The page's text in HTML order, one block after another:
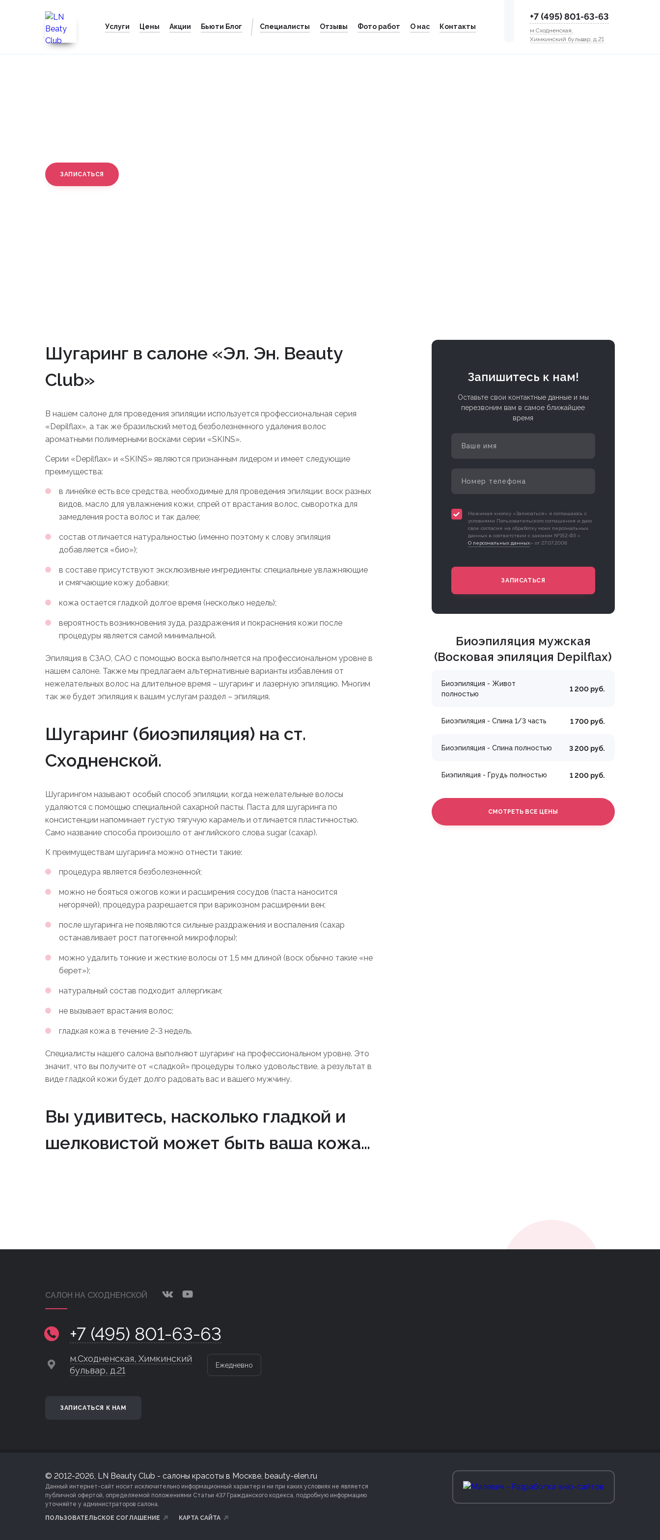
Услуги Цены Акции Бьюти Блог Специалисты Отзывы Фото работ О нас Контакты
+7 (495) 801-63-63
м.Сходненская,
Химкинский бульвар, д.21
ЗАПИСАТЬСЯ
Шугаринг в салоне «Эл. Эн. Beauty
Club»
В нашем салоне для проведения эпиляции используется профессиональная серия
«Depilflax», а так же бразильский метод безболезненного удаления волос
ароматными полимерными восками серии «SKINS».
Серии «Depilflax» и «SKINS» являются признанным лидером и имеет следующие
преимущества:
в линейке есть все средства, необходимые для проведения эпиляции: воск разных
видов, масло для увлажнения кожи, спрей от врастания волос, сыворотка для
замедления роста волос и так далее;
состав отличается натуральностью (именно поэтому к слову эпиляция
добавляется «био»);
в составе присутствуют эксклюзивные ингредиенты: специальные увлажняющие
и смягчающие кожу добавки;
кожа остается гладкой долгое время (несколько недель);
вероятность возникновения зуда, раздражения и покраснения кожи после
процедуры является самой минимальной.
Эпиляция в СЗАО, САО с помощью воска выполняется на профессиональном уровне в
нашем салоне. Также мы предлагаем альтернативные варианты избавления от
нежелательных волос на длительное время – шугаринг и лазерную эпиляцию. Многим
так же будет эпиляция к вашим услугам раздел – эпиляция.
Шугаринг (биоэпиляция) на ст.
Сходненской.
Шугарингом называют особый способ эпиляции, когда нежелательные волосы
удаляются с помощью специальной сахарной пасты. Паста для шугаринга по
консистенции напоминает густую тягучую карамель и отличается пластичностью.
Само название способа произошло от английского слова sugar (сахар).
К преимуществам шугаринга можно отнести такие:
процедура является безболезненной;
можно не бояться ожогов кожи и расширения сосудов (паста наносится
негорячей), процедура разрешается при варикозном расширении вен;
после шугаринга не появляются сильные раздражения и воспаления (сахар
останавливает рост патогенной микрофлоры);
можно удалить тонкие и жесткие волосы от 1,5 мм длиной (воск обычно такие «не
берет»);
натуральный состав подходит аллергикам;
не вызывает врастания волос;
гладкая кожа в течение 2-3 недель.
Специалисты нашего салона выполняют шугаринг на профессиональном уровне. Это
значит, что вы получите от «сладкой» процедуры только удовольствие, а результат в
виде гладкой кожи будет долго радовать вас и вашего мужчину.
Вы удивитесь, насколько гладкой и
шелковистой может быть ваша кожа…
Запишитесь к нам!
Оставьте свои контактные данные и мы
перезвоним вам в самое ближайшее
время
Нажимая кнопку «Записаться» я соглашаюсь с
условиями Пользовательского соглашения и даю
свое согласие на обработку моих персональных
данных в соответствии с законом №152-ФЗ «
О персональных данных» от 27.07.2006
ЗАПИСАТЬСЯ
Биоэпиляция мужская
(Восковая эпиляция Depilflax)
Биоэпиляция - Живот
полностью
1 200 руб.
Биоэпиляция - Спина 1/3 часть 1 700 руб.
Биоэпиляция - Спина полностью 3 200 руб.
Биэпиляция - Грудь полностью 1 200 руб.
СМОТРЕТЬ ВСЕ ЦЕНЫ
САЛОН НА СХОДНЕНСКОЙ
+7 (495) 801-63-63
м.Сходненская, Химкинский
бульвар, д.21
Ежедневно
ЗАПИСАТЬСЯ К НАМ
© 2012-2026, LN Beauty Club - салоны красоты в Москве, beauty-elen.ru
Данный интернет-сайт носит исключительно информационный характер и ни при каких условиях не является
публичной офертой, определяемой положениями Статьи 437 Гражданского кодекса, подробную информацию
уточняйте у администраторов салона.
ПОЛЬЗОВАТЕЛЬСКОЕ СОГЛАШЕНИЕ
КАРТА САЙТА